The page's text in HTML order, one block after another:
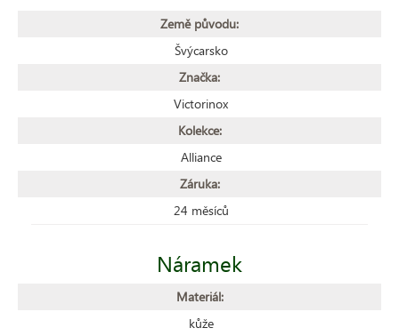
Země původu:
Švýcarsko
Značka:
Victorinox
Kolekce:
Alliance
Záruka:
24 měsíců
Náramek
Materiál:
kůže